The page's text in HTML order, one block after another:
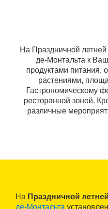
На Праздничной
де-Монтальта к
продуктами питания,
растениями,
Гастрономическому
ресторанной зоной.
различные
На Праздничной
де-Монтальта